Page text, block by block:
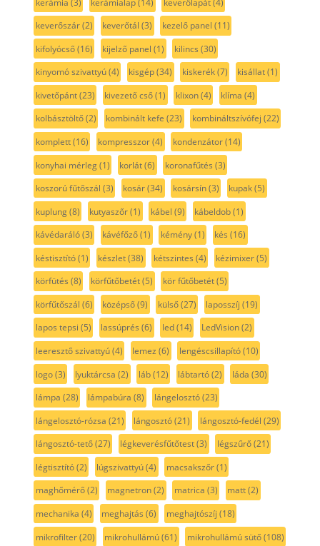
keverőszár(2) keverőtál (3) kezelő panel (11)
kifolyócső(16) kijelző panel (1) kilincs (30)
kinyomó szivattyú(4) kisgép(34) kiskerék(7) kisállat(1)
kivetőpánt(23) kivezető cső(1) klixon(4) klíma (4)
kolbásztöltő(2) kombinált kefe (23) kombináltszívófej (22)
komplett(16) kompresszor(4) kondenzátor(14)
konyhai mérleg(1) korlát(6) koronafűtés (3)
koszorú fűtőszál (3) kosár(34) kosársín(3) kupak(5)
kuplung(8) kutyaszőr(1) kábel (9) kábeldob(1)
kávédaráló(3) kávéfőző(1) kémény(1) kés (16)
késtisztító(1) készlet(38) kétszintes (4) kézimixer(5)
körfütés (8) körfűtőbetét(5) kör fűtőbetét(5)
körfűtőszál (6) középső(9) külső(27) laposszíj (19)
lapos tepsi (5) lassúprés (6) led(14) LedVision(2)
leeresztő szivattyú(4) lemez (6) lengéscsillapító(10)
logo(3) lyuktárcsa (2) láb(12) lábtartó(2) láda (30)
lámpa (28) lámpabúra (8) lángelosztó(23)
lángelosztó-rózsa (21) lángosztó(21) lángosztó-fedél (29)
lángosztó-tető(27) légkeverésfűtőtest(3) légszűrő(21)
légtisztító(2) lúgszivattyú(4) macsakszőr(1)
maghőmérő(2) magnetron(2) matrica (3) matt(2)
mechanika (4) meghajtás (6) meghajtószíj (18)
mikrofilter(20) mikrohullámú(61) mikrohullámú sütő(108)